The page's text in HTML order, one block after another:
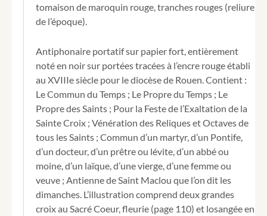
Simple
troisième
dimanche
d'après
la
Pentecoste
jusqu'à
l'Avent.
l'usage
du
diocèse
de
Rouen.
tomaison de maroquin rouge, tranches rouges (reliure
de l’époque).
Antiphonaire portatif sur papier fort, entièrement
noté en noir sur portées tracées à l’encre rouge établi
au XVIIIe siècle pour le diocèse de Rouen. Contient :
Le Commun du Temps ; Le Propre du Temps ; Le
Propre des Saints ; Pour la Feste de l’Exaltation de la
Sainte Croix ; Vénération des Reliques et Octaves de
tous les Saints ; Commun d’un martyr, d’un Pontife,
d’un docteur, d’un prêtre ou lévite, d’un abbé ou
moine, d’un laïque, d’une vierge, d’une femme ou
veuve ; Antienne de Saint Maclou que l’on dit les
dimanches. L’illustration comprend deux grandes
croix au Sacré Coeur, fleurie (page 110) et losangée en